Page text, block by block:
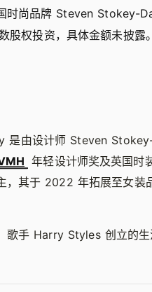
时尚品牌 Steven Stokey-
股权投资，具体金额未披露。
是由设计师 Steven
年轻设计师奖及英国时
，其于 2022 年拓展至女装
歌手 Harry Styles 创立的生